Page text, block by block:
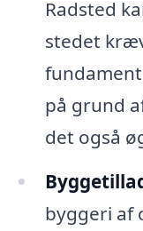
Radsted
stedet
på grund
det også
byggeri af